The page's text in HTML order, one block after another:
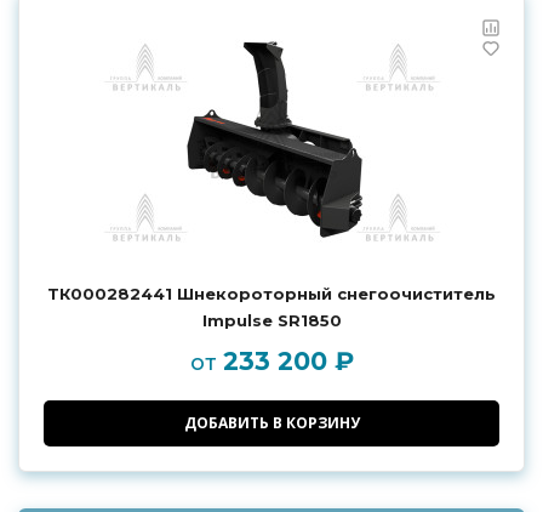
ТК000282441 Шнекороторный снегоочиститель
Impulse SR1850
от 233 200 ₽
ДОБАВИТЬ В КОРЗИНУ